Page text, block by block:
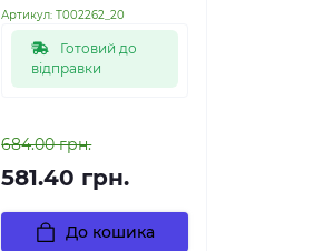
Артикул:Т002262_20
Готовий до
відправки
684.00 грн.
581.40 грн.
До кошика